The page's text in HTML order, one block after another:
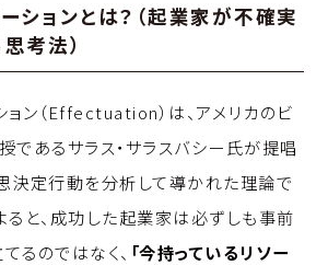
ションとは？（起業家が不確実
考法）
ョン（Effectuation）は、アメリカのビ
であるサラス・サラスバシー氏が提唱
決定行動を分析して導かれた理論で
ると、成功した起業家は必ずしも事前
るのではなく、 「今持っているリソー